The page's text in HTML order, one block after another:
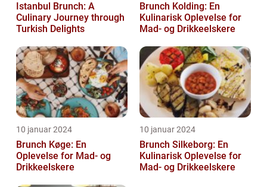
Istanbul Brunch: A
Culinary Journey through
Turkish Delights
Brunch Kolding: En
Kulinarisk Oplevelse for
Mad- og Drikkeelskere
10 januar 2024
Brunch Køge: En
Oplevelse for Mad- og
Drikkeelskere
10 januar 2024
Brunch Silkeborg: En
Kulinarisk Oplevelse for
Mad- og Drikkeelskere